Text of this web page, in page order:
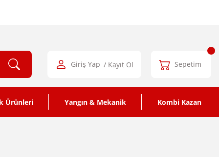
Giriş Yap / Kayıt Ol Sepetim
Ürünleri Yangın & Mekanik Kombi Kazan